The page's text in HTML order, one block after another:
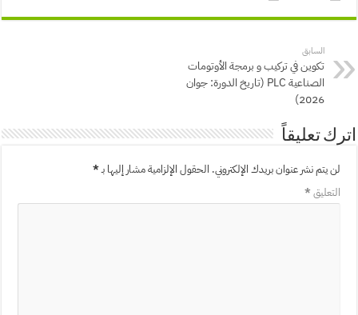
السابق
تكوين في تركيب و برمجة الأوتومات
الصناعية PLC (تاريخ الدورة: جوان
2026)
اترك تعليقاً
لن يتم نشر عنوان بريدك الإلكتروني. الحقول الإلزامية مشار إليها بـ*
التعليق*